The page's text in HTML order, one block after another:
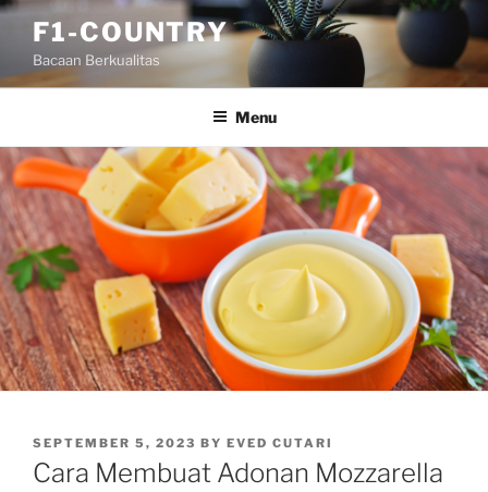
Skip
content
F1-COUNTRY
Bacaan Berkualitas
Menu
POSTED
ON
SEPTEMBER 5, 2023 BY EVED CUTARI
Cara Membuat Adonan Mozzarella